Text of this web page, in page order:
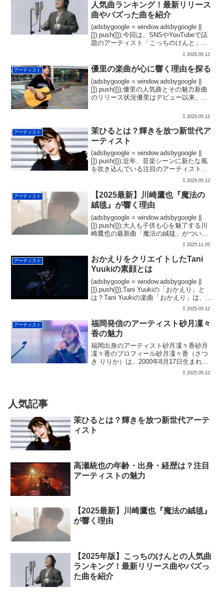
人気曲ランキング！最新リリース
曲やバズった曲を紹介
(adsbygoogle = window.adsbygoogle ||
[]).push({});今回は、SNSやYouTubeで話
題のアーティスト「こっちのけんと」に
ついて、彼の音楽活動や人気曲をまとめ
2025.05.12
アーティスト 優里の楽曲が心に響く理由を探る
(adsbygoogle = window.adsbygoogle ||
[]).push({});優里の人気曲とその魅力新曲
のリリース状況優里はデビュー以来、精
びに大きな注目を集めています。特に
2025.05.12
アーティスト
茉ひるとは？輝きを放つ新世代ア
ーティスト
(adsbygoogle = window.adsbygoogle ||
[]).push({});近年、音楽シーンに新たな風
を吹き込んでいる注目のアーティストが
います。その名は茉ひる（まひる）。彼
幅広い...
2025.05.12
アーティスト
【2025最新】川崎鷹也『魔法の
絨毯』が響く理由
(adsbygoogle = window.adsbygoogle ||
[]).push({});大人も子供も心を魅了する川
崎鷹也の最新曲「魔法の絨毯」がついに
リリースされました！この魔法のメロデ
たっぷ...
2025.11.05
アーティスト
おかえりをクリエイトしたTani
Yuukiの素顔とは
(adsbygoogle = window.adsbygoogle ||
[]).push({});Tani Yuukiの「おかえり」と
は？Tani Yuukiの楽曲「おかえり」は、
2021年12月8日にリリースされた感動的
2025.05.12
アーティスト
福岡発信のアーティスト砂月凜々
香の魅力
福岡出身のアーティスト砂月凜々香砂月
凜々香のプロフィール砂月凜々香（さつ
き りりか）は、2000年8月17日生まれの
福岡県出身のシンガーソングライター。
2025.05.12
人気記事
茉ひるとは？輝きを放つ新世代アーテ
ィスト
高瀬統也の年齢・出身・経歴は？注目
アーティストの魅力
【2025最新】川崎鷹也『魔法の絨毯』
が響く理由
【2025年版】こっちのけんとの人気曲
ランキング！最新リリース曲やバズっ
た曲を紹介